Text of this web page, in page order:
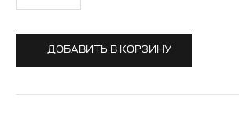
ДОБАВИТЬ В КОРЗИНУ